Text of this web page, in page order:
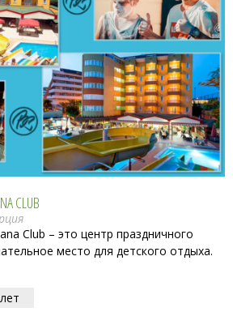
CLUB
Club – это центр праздничного
место для детского отдыха.